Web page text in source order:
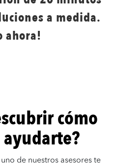
a medida.
ahora!
cómo
de nuestros asesores te